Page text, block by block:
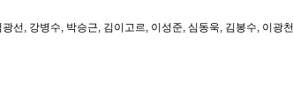
광선, 강병수, 박승근, 김이고르, 이성준, 심동욱, 김봉수, 이광천